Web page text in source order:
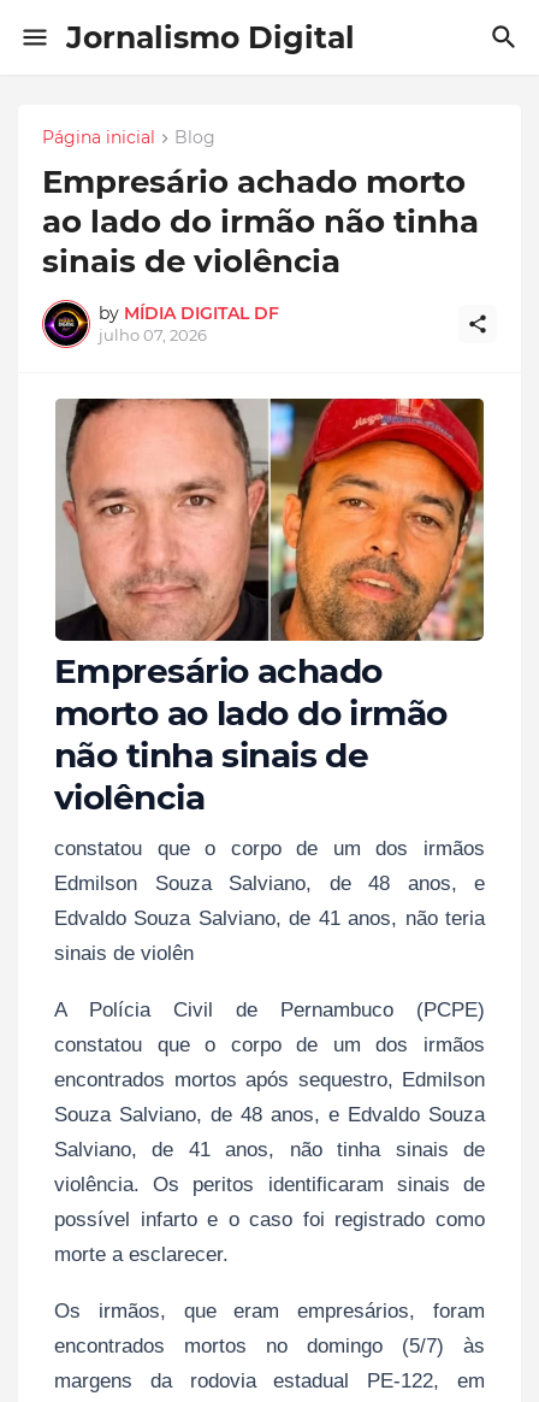
Jornalismo Digital
Página inicial Blog
Empresário achado morto
ao lado do irmão não tinha
sinais de violência
by MÍDIA DIGITAL DF
julho 07, 2026
Empresário achado
morto ao lado do irmão
não tinha sinais de
violência
constatou que o corpo de um dos irmãos
Edmilson Souza Salviano, de 48 anos, e
Edvaldo Souza Salviano, de 41 anos, não teria
sinais de violên
A Polícia Civil de Pernambuco (PCPE)
constatou que o corpo de um dos irmãos
encontrados mortos após sequestro, Edmilson
Souza Salviano, de 48 anos, e Edvaldo Souza
Salviano, de 41 anos, não tinha sinais de
violência. Os peritos identificaram sinais de
possível infarto e o caso foi registrado como
morte a esclarecer.
Os irmãos, que eram empresários, foram
encontrados mortos no domingo (5/7) às
margens da rodovia estadual PE-122, em